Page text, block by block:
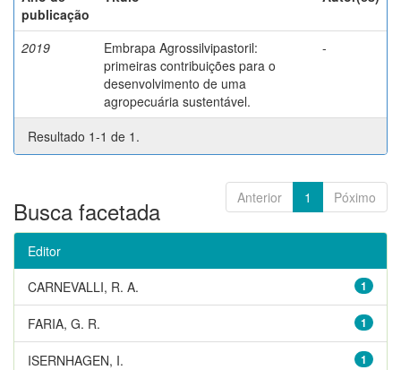
publicação
2019
Embrapa Agrossilvipastoril:
primeiras contribuições para o
desenvolvimento de uma
agropecuária sustentável.
-
Resultado 1-1 de 1.
Anterior 1 Póximo
Busca facetada
Editor
1
CARNEVALLI, R. A.
1
FARIA, G. R.
1
ISERNHAGEN, I.